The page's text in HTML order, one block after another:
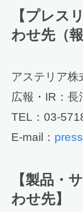
【プレス
わせ先（
アステリア株
広報・IR：長
TEL：03-
E-mail：
【製品・
わせ先】